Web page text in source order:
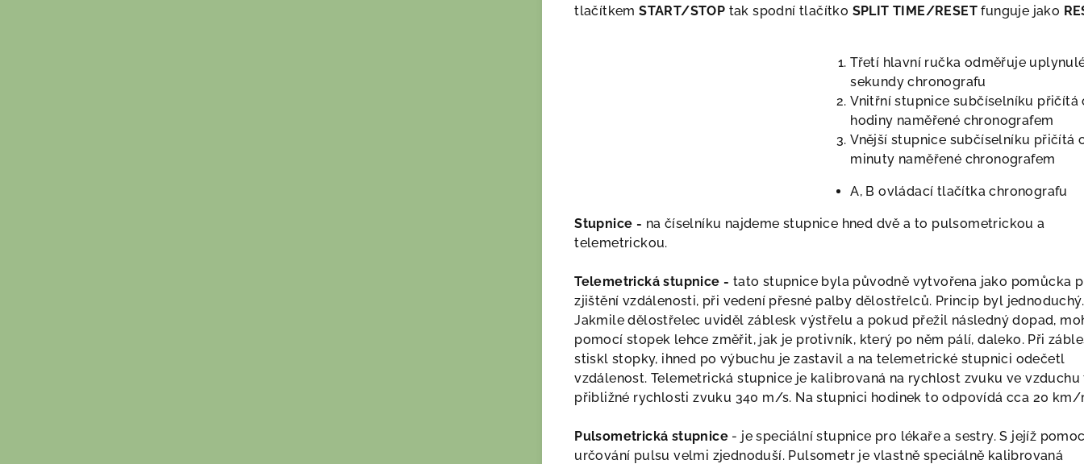
tlačítkemSTART/STOP tak spodní tlačítko SPLIT TIME/RESET funguje jako
Třetí hlavní ručka odměřuje
sekundy chronografu
Vnitřní stupnice subčíselníku přičítá
hodiny naměřené chronografem
Vnější stupnice subčíselníku přičítá
minuty naměřené chronografem
A, B ovládací tlačítka chronografu
Stupnice - na číselníku najdeme stupnice hned dvě a to pulsometrickou a
telemetrickou.
Telemetrická stupnice - tato stupnice byla původně vytvořena jako pomůcka
zjištění vzdálenosti, při vedení přesné palby dělostřelců. Princip byl jednoduchý.
Jakmile dělostřelec uviděl záblesk výstřelu a pokud přežil následný dopad,
pomocí stopek lehce změřit, jak je protivník, který po něm pálí, daleko. Při
stiskl stopky, ihned po výbuchu je zastavil a na telemetrické stupnici odečetl
vzdálenost. Telemetrická stupnice je kalibrovaná na rychlost zvuku ve vzduchu
přibližné rychlosti zvuku 340 m/s. Na stupnici hodinek to odpovídá cca 20 km/
Pulsometrická stupnice - je speciální stupnice pro lékaře a sestry. S jejíž
určování pulsu velmi zjednoduší. Pulsometr je vlastně speciálně kalibrovaná